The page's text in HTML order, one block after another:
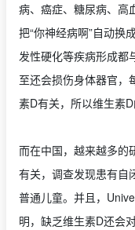
病、癌症、糖尿病、高
把“你神经病啊”自动换
发性硬化等疾病形成都
至还会损伤身体器官，
素D有关，所以维生素D
而在中国，越来越多的
有关，调查发现患有自
普通儿童。并且，
明，缺乏维生素D还会